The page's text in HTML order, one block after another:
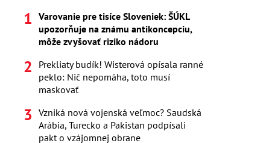
Varovanie pre tisíce Sloveniek: ŠÚKL
upozorňuje na známu antikoncepciu,
môže zvyšovať riziko nádoru
Prekliaty budík! Wisterová opísala ranné
peklo: Nič nepomáha, toto musí
maskovať
Vzniká nová vojenská veľmoc? Saudská
Arábia, Turecko a Pakistan podpísali
pakt o vzájomnej obrane